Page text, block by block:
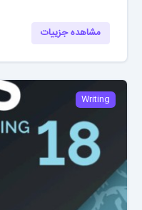
مشاهده جزییات
Writing